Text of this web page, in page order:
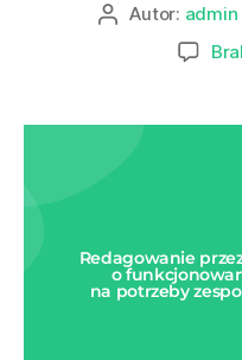
Autor: admin
Redagowanie
o
na potrzeby